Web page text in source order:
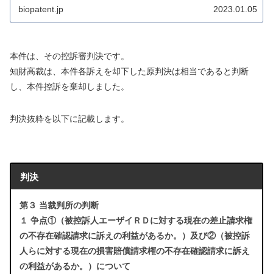
biopatent.jp 2023.01.05
本件は、その控訴審判決です。
知財高裁は、本件各訴えを却下した原判決は相当であると判断
し、本件控訴を棄却しました。
判決抜粋を以下に記載します。
判決
第３ 当裁判所の判断
１ 争点①（被控訴人エーザイＲＤに対する現在の差止請求権
の不存在確認請求に訴えの利益があるか。）及び②（被控訴
人らに対する現在の損害賠償請求権の不存在確認請求に訴え
の利益があるか。）について